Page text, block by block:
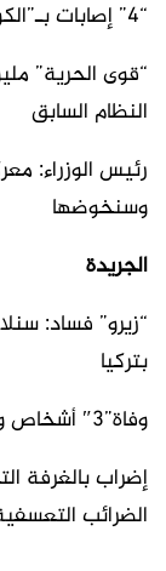
“4” إصابات بـ”الكوليرا” في النيل الأزرق
“قوى الحرية”
النظام السابق
رئيس الوزراء:
وسنخوضها
الجريدة
“زيرو” فساد:
بتركيا
وفاة”3″ أشخاص وإصابة”37″ بالكوليرا في النيل الأزرق
إضراب بالغرفة
الضرائب